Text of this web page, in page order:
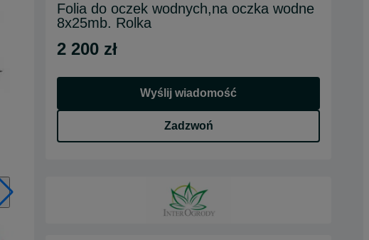
Folia do oczek wodnych,na oczka wodne
8x25mb. Rolka
2 200 zł
Wyślij wiadomość
Zadzwoń